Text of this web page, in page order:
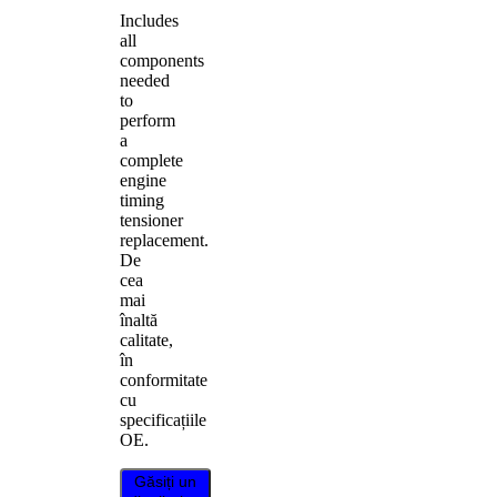
Includes
all
components
needed
to
perform
a
complete
engine
timing
tensioner
replacement.
De
cea
mai
înaltă
calitate,
în
conformitate
cu
specificațiile
OE.
Găsiți un